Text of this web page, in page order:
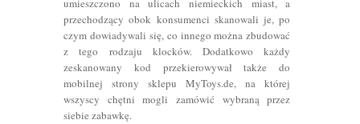
umieszczono na ulicach niemieckich miast, a
przechodzący obok konsumenci skanowali je, po
czym dowiadywali się, co innego można zbudować
z tego rodzaju klocków. Dodatkowo każdy
zeskanowany kod przekierowywał także do
mobilnej strony sklepu MyToys.de, na której
wszyscy chętni mogli zamówić wybraną przez
siebie zabawkę.